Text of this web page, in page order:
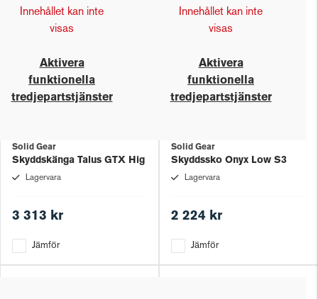
Innehållet kan inte
visas
Aktivera
funktionella
tredjepartstjänster
Solid Gear
Skyddskänga Talus GTX Hig
Lagervara
3 313 kr
Jämför
Innehållet kan inte
visas
Aktivera
funktionella
tredjepartstjänster
Solid Gear
Skyddssko Onyx Low S3
Lagervara
2 224 kr
Jämför